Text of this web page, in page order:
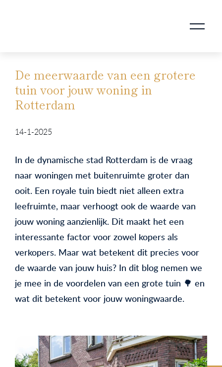
De meerwaarde van een grotere
tuin voor jouw woning in
Rotterdam
14-1-2025
In de dynamische stad Rotterdam is de vraag
naar woningen met buitenruimte groter dan
ooit. Een royale tuin biedt niet alleen extra
leefruimte, maar verhoogt ook de waarde van
jouw woning aanzienlijk. Dit maakt het een
interessante factor voor zowel kopers als
verkopers. Maar wat betekent dit precies voor
de waarde van jouw huis? In dit blog nemen we
je mee in de voordelen van een grote tuin 🌳 en
wat dit betekent voor jouw woningwaarde.